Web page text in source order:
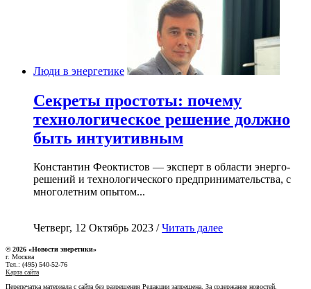
Люди в энергетике
Секреты простоты: почему
технологическое решение должно
быть интуитивным
Константин Феоктистов — эксперт в области энерго-
решений и технологического предпринимательства, с
многолетним опытом...
Четверг, 12 Октябрь 2023 /Читать далее
© 2026 «Новости энеретики»
г. Москва
Тел.: (495) 540-52-76
Карта сайта
Перепечатка материала с сайта без разрешения Редакции запрещена. За содержание новостей,